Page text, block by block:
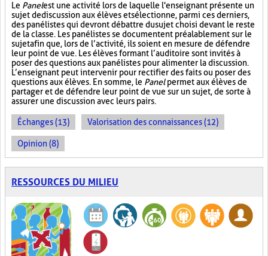
Le Panelest une activité lors de laquelle l'enseignant présente un
sujet de discussion aux élèves et sélectionne, parmi ces derniers,
des panélistes qui devront débattre du sujet choisi devant le reste
de la classe. Les panélistes se documentent préalablement sur le
sujet afin que, lors de l’activité, ils soient en mesure de défendre
leur point de vue. Les élèves formant l’auditoire sont invités à
poser des questions aux panélistes pour alimenter la discussion.
L’enseignant peut intervenir pour rectifier des faits ou poser des
questions aux élèves. En somme, le Panelpermet aux élèves de
partager et de défendre leur point de vue sur un sujet, de sorte à
assurer une discussion avec leurs pairs.
Échanges (13) Valorisation des connaissances (12)
Opinion (8)
RESSOURCES DU MILIEU